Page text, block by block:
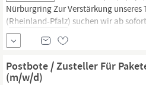
Nürburgring Zur Verstärkung
(Rheinland-Pfalz) suchen wir ab
Mobiltoiletten in Vollzeit. Unbefristet!
Verdienstmöglichkeiten Vertrag –
mit Ihnen zusammenarbeiten! Team –
Postbote / Zusteller Für
(m/w/d)